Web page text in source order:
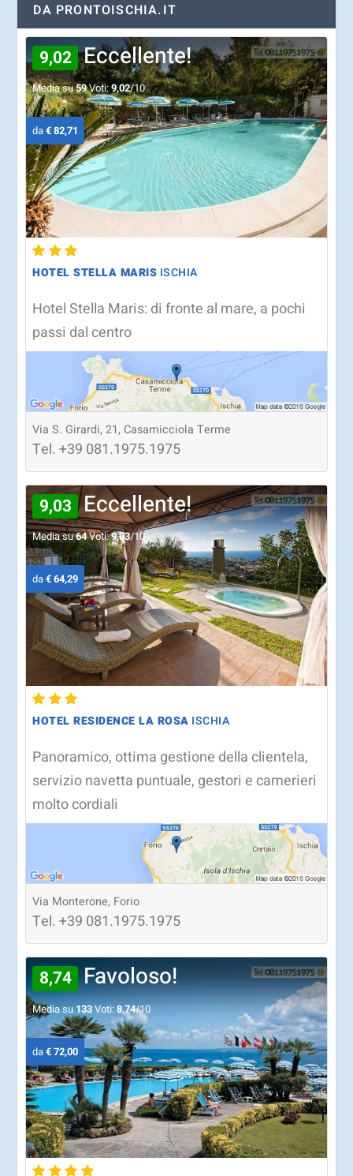
DA PRONTOISCHIA.IT
9,02 Eccellente!
Media su59Voti:9,02/10
da€ 82,71
HOTEL STELLA MARIS ISCHIA
Hotel Stella Maris: di fronte al mare, a pochi
passi dal centro
Via S. Girardi, 21, Casamicciola Terme
Tel.+39 081.1975.1975
9,03 Eccellente!
Media su64Voti:9,03/10
da€ 64,29
HOTEL RESIDENCE LA ROSA ISCHIA
Panoramico, ottima gestione della clientela,
servizio navetta puntuale, gestori e camerieri
molto cordiali
Via Monterone, Forio
Tel.+39 081.1975.1975
8,74 Favoloso!
Media su133Voti:8,74/10
da€ 72,00